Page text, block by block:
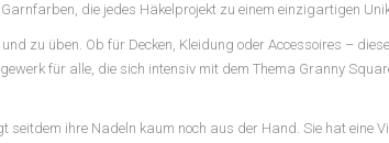
die jedes Häkelprojekt zu einem einzigartigen
zu üben. Ob für Decken, Kleidung oder Accessoires –
für alle, die sich intensiv mit dem Thema Granny
seitdem ihre Nadeln kaum noch aus der Hand. Sie hat eine